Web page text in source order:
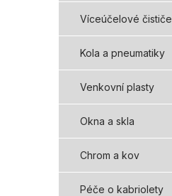
Víceúčelové čističe
Kola a pneumatiky
Venkovní plasty
Okna a skla
Chrom a kov
Péče o kabriolety